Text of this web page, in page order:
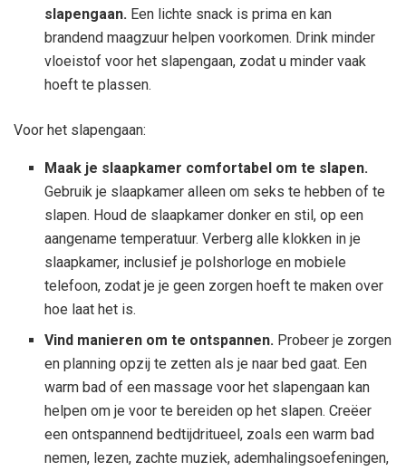
slapengaan. Een lichte snack is prima en kan
brandend maagzuur helpen voorkomen. Drink minder
vloeistof voor het slapengaan, zodat u minder vaak
hoeft te plassen.
Voor het slapengaan:
Maak je slaapkamer comfortabel om te slapen.
Gebruik je slaapkamer alleen om seks te hebben of te
slapen. Houd de slaapkamer donker en stil, op een
aangename temperatuur. Verberg alle klokken in je
slaapkamer, inclusief je polshorloge en mobiele
telefoon, zodat je je geen zorgen hoeft te maken over
hoe laat het is.
Vind manieren om te ontspannen. Probeer je zorgen
en planning opzij te zetten als je naar bed gaat. Een
warm bad of een massage voor het slapengaan kan
helpen om je voor te bereiden op het slapen. Creëer
een ontspannend bedtijdritueel, zoals een warm bad
nemen, lezen, zachte muziek, ademhalingsoefeningen,